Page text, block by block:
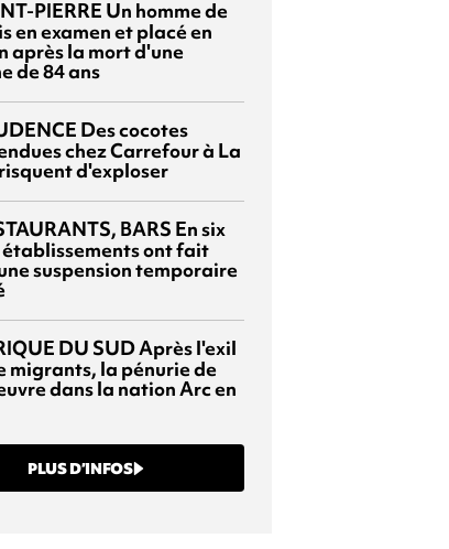
PIERRE Un homme de
en examen et placé en
après la mort d'une
de 84 ans
Des cocotes
chez Carrefour à La
d'exploser
BARS En six
établissements ont fait
suspension temporaire
DU SUDAprès l'exil
migrants, la pénurie de
dans la nation Arc en
PLUS D’INFOS